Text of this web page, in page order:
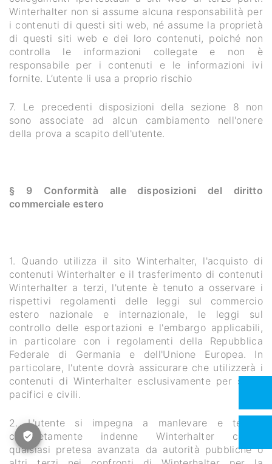
Winterhalter non si assume alcuna responsabilità per
i contenuti di questi siti web, né assume la proprietà
di questi siti web e dei loro contenuti, poiché non
controlla le informazioni collegate e non è
responsabile per i contenuti e le informazioni ivi
fornite. L’utente li usa a proprio rischio
7. Le precedenti disposizioni della sezione 8 non
sono associate ad alcun cambiamento nell'onere
della prova a scapito dell'utente.
§ 9 Conformità alle disposizioni del diritto
commerciale estero
1. Quando utilizza il sito Winterhalter, l'acquisto di
contenuti Winterhalter e il trasferimento di contenuti
Winterhalter a terzi, l'utente è tenuto a osservare i
rispettivi regolamenti delle leggi sul commercio
estero nazionale e internazionale, le leggi sul
controllo delle esportazioni e l'embargo applicabili,
in particolare con i regolamenti della Repubblica
Federale di Germania e dell'Unione Europea. In
particolare, l'utente dovrà assicurare che utilizzerà i
contenuti di Winterhalter esclusivamente per scopi
pacifici e civili.
2. L'utente si impegna a manlevare e tenere
completamente indenne Winterhalter contro
qualsiasi pretesa avanzata da autorità pubbliche o